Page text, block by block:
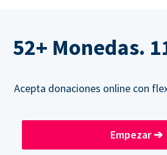
52+ Monedas.
Acepta donaciones online con
Empezar➔